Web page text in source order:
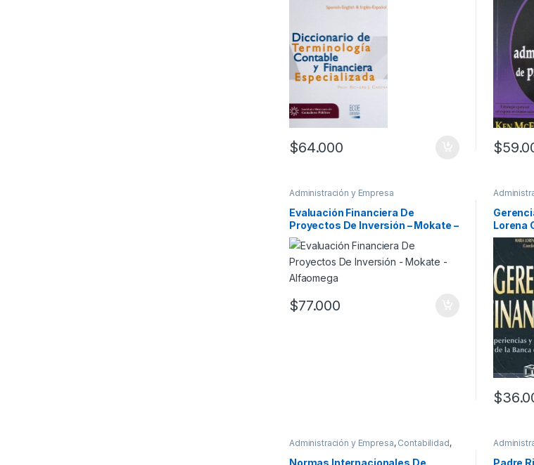
$64.000 $
Administración y Empresa
Evaluación Financiera De
Proyectos De Inversión – Mokate –
Alfaomega
$77.000
e
Lorena
$
Administración y Empresa, Contabilidad,
Profesionales y tecnicos
Normas Internacionales De
Seller,
Padre